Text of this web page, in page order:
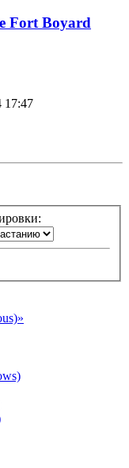
Fort Boyard
17:47